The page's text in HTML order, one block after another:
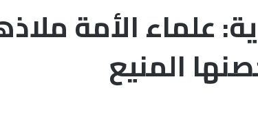
علماء الأمة
المنيع